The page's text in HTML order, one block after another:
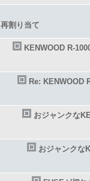
再割り当て
KENWOOD R-
Re: KENWOOD
おジャンクな
おジャンクな